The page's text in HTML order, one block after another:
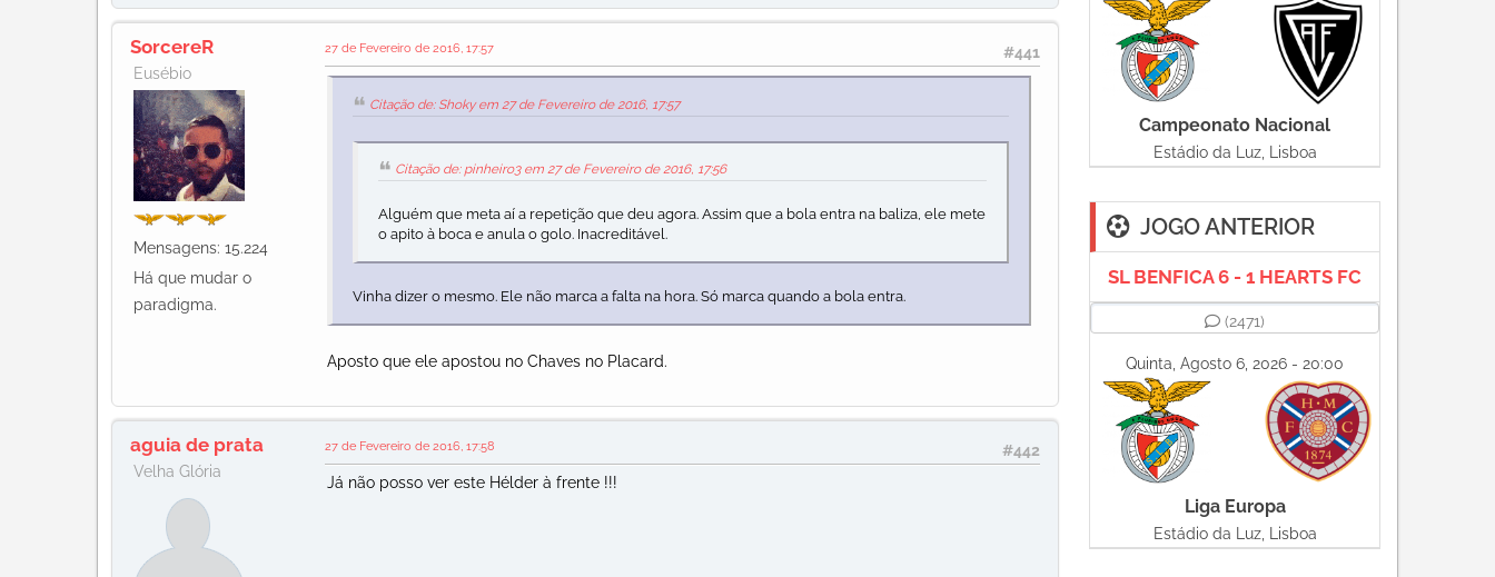
SorcereR
Eusébio
Mensagens: 15.224
Há que mudar o
paradigma.
#441
27 de Fevereiro de 2016, 17:57
Citação de: Shoky em 27 de Fevereiro de 2016, 17:57
Citação de: pinheiro3 em 27 de Fevereiro de 2016, 17:56
Alguém que meta aí a repetição que deu agora. Assim que a bola entra na baliza, ele mete
o apito à boca e anula o golo. Inacreditável.
Vinha dizer o mesmo. Ele não marca a falta na hora. Só marca quando a bola entra.
Aposto que ele apostou no Chaves no Placard.
aguia de prata
Velha Glória
#442
27 de Fevereiro de 2016, 17:58
Já não posso ver este Hélder à frente !!!
Campeonato Nacional
Estádio da Luz, Lisboa
JOGO ANTERIOR
SL BENFICA 6 - 1 HEARTS FC
(2471)
Quinta, Agosto 6, 2026 - 20:00
Liga Europa
Estádio da Luz, Lisboa